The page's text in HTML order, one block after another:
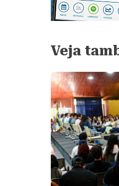
Veja